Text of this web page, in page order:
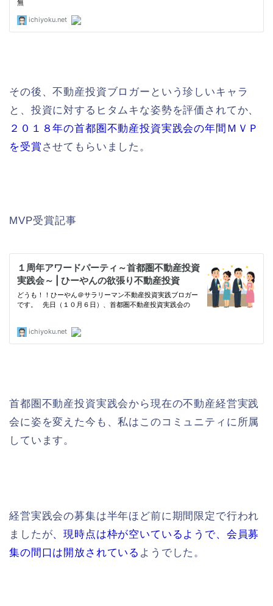
その後、不動産投資ブロガーという珍しいキャラ
と、投資に対するヒタムキな姿勢を評価されてか、
２０１８年の首都圏不動産投資実践会の年間ＭＶＰ
を受賞 させてもらいました。
MVP受賞記事
首都圏不動産投資実践会から現在の不動産経営実践
会に姿を変えた今も、私はこのコミュニティに所属
しています。
経営実践会の募集は半年ほど前に期間限定で行われ
ましたが、現時点は枠が空いているようで、会員募
集の間口は開放されている ようでした。